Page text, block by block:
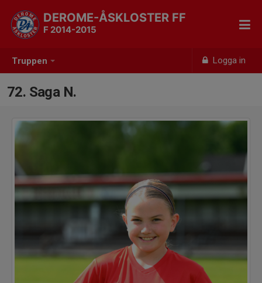
Truppen Logga in
DEROME-ÅSKLOSTER FF
F 2014-2015
72. Saga N.